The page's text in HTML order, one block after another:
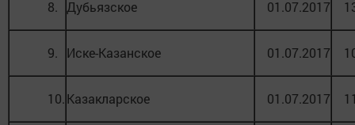
8. Дубьязское 01.07.2017
9. Иске-Казанское 01.07.2017
10.Казакларское 01.07.2017